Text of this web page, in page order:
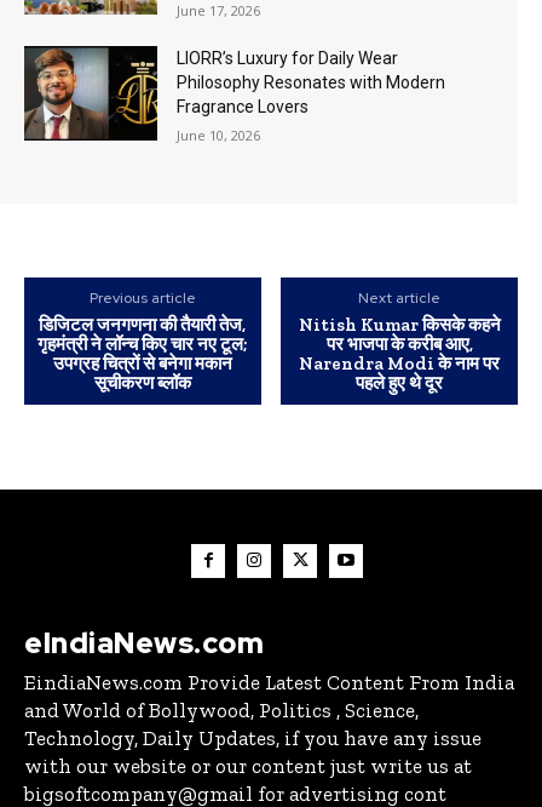
June 17, 2026
LIORR’s Luxury for Daily Wear
Philosophy Resonates with Modern
Fragrance Lovers
June 10, 2026
Previous article
डिजिटल जनगणना की तैयारी तेज,
गृहमंत्री ने लॉन्च किए चार नए टूल;
उपग्रह चित्रों से बनेगा मकान
सूचीकरण ब्लॉक
Next article
Nitish Kumar किसके कहने
पर भाजपा के करीब आए,
Narendra Modi के नाम पर
पहले हुए थे दूर
eIndiaNews.com
EindiaNews.com Provide Latest Content From India
and World of Bollywood, Politics , Science,
Technology, Daily Updates, if you have any issue
with our website or our content just write us at
bigsoftcompany@gmail for advertising cont